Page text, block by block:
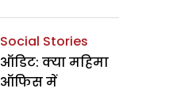
Social Stories
ऑडिट: क्या महिमा
ऑफिस में